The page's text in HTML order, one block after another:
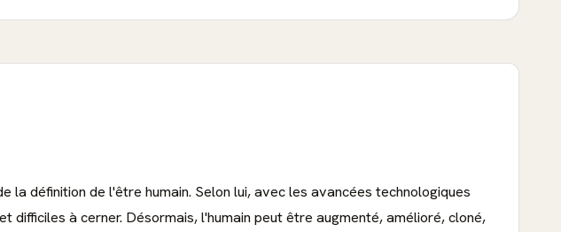
définition de l'être humain. Selon lui, avec les avancées technologiques
à cerner. Désormais, l'humain peut être augmenté, amélioré, cloné,